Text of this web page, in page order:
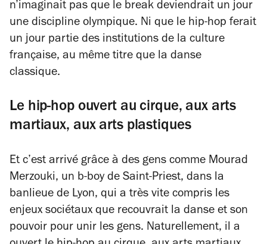
n’imaginait pas que le break deviendrait un jour
une discipline olympique. Ni que le hip-hop ferait
un jour partie des institutions de la culture
française, au même titre que la danse
classique.
Le hip-hop ouvert au cirque, aux arts
martiaux, aux arts plastiques
Et c’est arrivé grâce à des gens comme Mourad
Merzouki, un b-boy de Saint-Priest, dans la
banlieue de Lyon, qui a très vite compris les
enjeux sociétaux que recouvrait la danse et son
pouvoir pour unir les gens. Naturellement, il a